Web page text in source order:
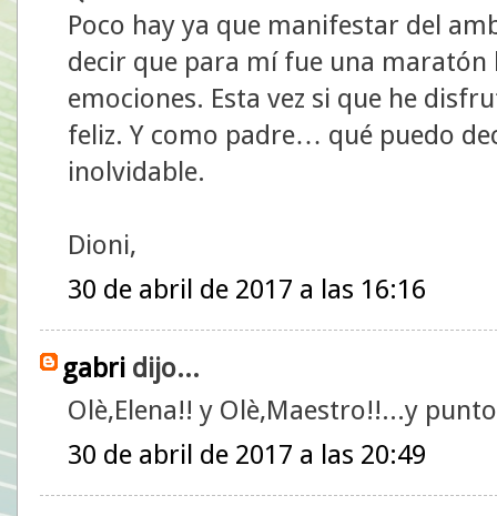
Poco hay ya que manifestar del
decir que para mí fue una maratón
emociones. Esta vez si que he
feliz. Y como padre… qué puedo
inolvidable.
Dioni,
30 de abril de 2017 a las 16:16
gabri dijo...
Olè,Elena!! y Olè,Maestro!!...y
30 de abril de 2017 a las 20:49